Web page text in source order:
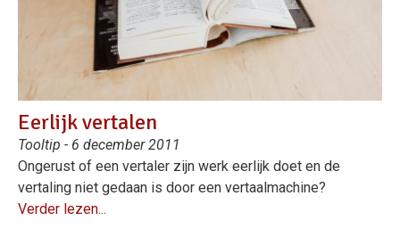
Eerlijk vertalen
Tooltip - 6 december 2011
Ongerust of een vertaler zijn werk eerlijk doet en de
vertaling niet gedaan is door een vertaalmachine?
Verder lezen...